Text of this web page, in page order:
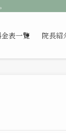
表一覧 院長紹